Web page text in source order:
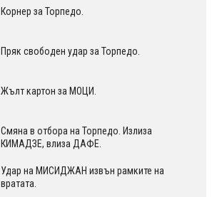
Корнер за Торпедо.
Пряк свободен удар за Торпедо.
Жълт картон за МОЦИ.
Смяна в отбора на Торпедо. Излиза
КИМАДЗЕ, влиза ДАФЕ.
Удар на МИСИДЖАН извън рамките на
вратата.